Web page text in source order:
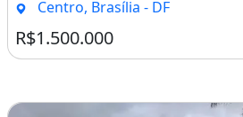
Centro, Brasília - DF
R$1.500.000